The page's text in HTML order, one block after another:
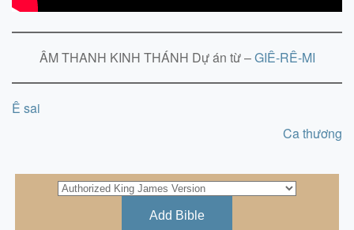
ÂM THANH KINH THÁNH Dự án từ –GIÊ-RÊ-MI
Ê sai
Ca thương
Add Bible